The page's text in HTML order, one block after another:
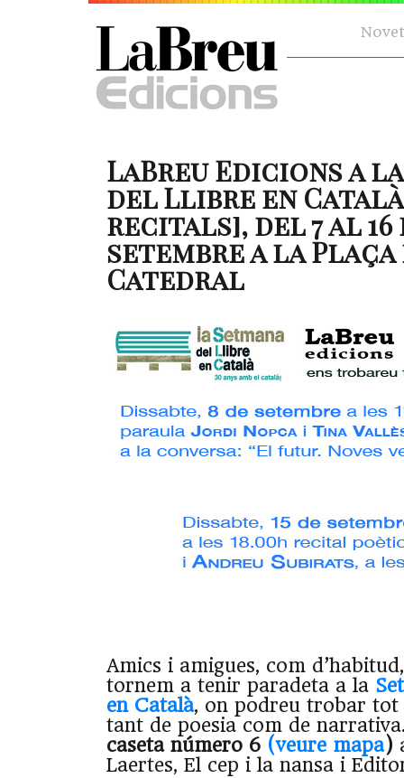
LaBreu Edicions a
del Llibre en
recitals], del 7 al 16
setembre a la Plaça
Catedral
Amics i amigues, com
tornem a tenir paradeta a la
en Català, on podreu trobar tot
tant de poesia com de
caseta número 6 (veure mapa)
Laertes, El cep i la nansa i